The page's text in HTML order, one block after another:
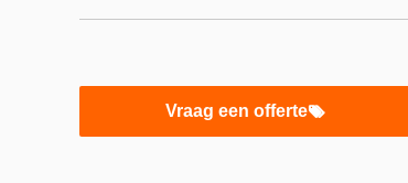
Vraag een offerte